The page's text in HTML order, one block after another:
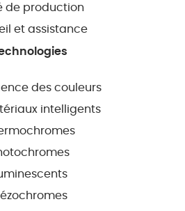
de production
et assistance
des couleurs
intelligents